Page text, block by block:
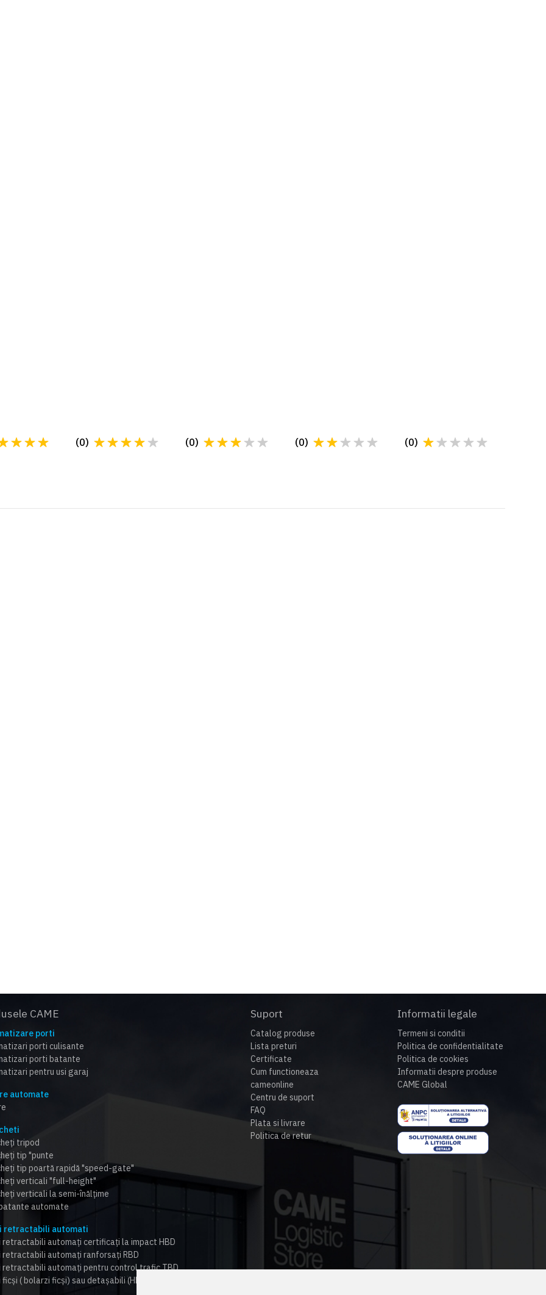
(0)
(0)
(0)
(0)
CAME
porti
porti culisante
porti batante
pentru usi garaj
automate
tripod
tip "punte
tip poartă rapidă "speed-gate"
verticali "full-height"
verticali la semi-înălțime
automate
retractabili automati
retractabili automați certificați la impact HBD
retractabili automați ranforsați RBD
retractabili automați pentru control trafic TBD
( bolarzi ficși) sau detașabili (HBD,RBD,TBD)
Suport
Catalog produse
Lista preturi
Certificate
Cum functioneaza
cameonline
Centru de suport
FAQ
Plata si livrare
Politica de retur
Informatii legale
Termeni si conditii
Politica de confidentialitate
Politica de cookies
Informatii despre produse
CAME Global